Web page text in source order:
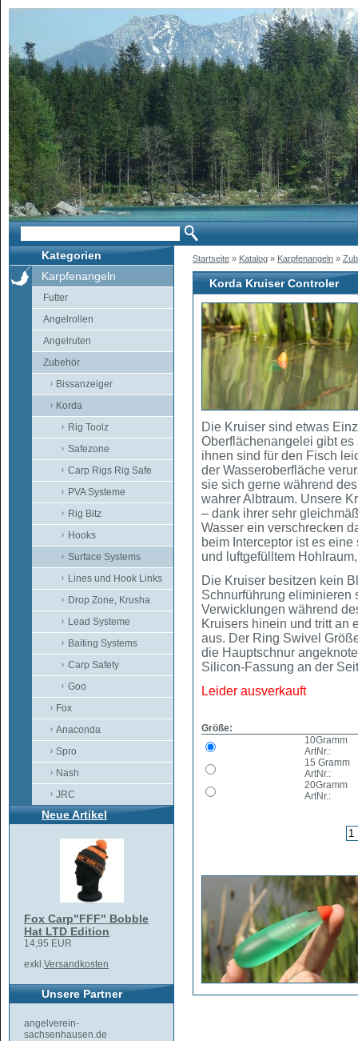
Kategorien
Karpfenangeln
Futter
Angelrollen
Angelruten
Zubehör
Bissanzeiger
Korda
Rig Toolz
Safezone
Carp Rigs Rig Safe
PVA Systeme
Rig Bitz
Hooks
Surface Systems
Lines und Hook Links
Drop Zone, Krusha
Lead Systeme
Baiting Systems
Carp Safety
Goo
Fox
Anaconda
Spro
Nash
JRC
Neue Artikel
Fox Carp"FFF" Bobble
Hat LTD Edition
14,95 EUR
exkl.Versandkosten
Unsere Partner
angelverein-
sachsenhausen.de
Startseite » Katalog » Karpfenangeln »
Korda Kruiser Controler
Die Kruiser sind etwas
Oberflächenangelei gibt
ihnen sind für den Fisch
der Wasseroberfläche
sie sich gerne während
wahrer Albtraum. Unsere
– dank ihrer sehr
Wasser ein verschrecken
beim Interceptor ist es
und luftgefülltem
Die Kruiser besitzen kein
Schnurführung eliminieren
Verwicklungen während
Kruisers hinein und tritt an
aus. Der Ring Swivel
die Hauptschnur
Silicon-Fassung an der
Leider ausverkauft
Größe:
10Gramm
ArtNr.:
15 Gramm
ArtNr.:
20Gramm
ArtNr.: